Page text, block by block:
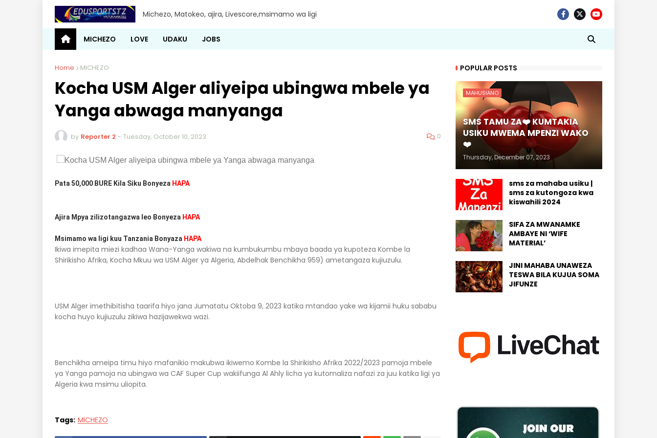
Michezo, Matokeo, ajira, Livescore,msimamo wa ligi
MICHEZO LOVE UDAKU JOBS
Home MICHEZO
Kocha USM Alger aliyeipa ubingwa mbele ya
Yanga abwaga manyanga
by Reporter 2 - Tuesday, October 10, 2023 0
Pata 50,000 BURE Kila Siku Bonyeza HAPA
Ajira Mpya zilizotangazwa leo Bonyeza HAPA
Msimamo wa ligi kuu Tanzania Bonyaza HAPA
Ikiwa imepita miezi kadhaa Wana-Yanga wakiwa na kumbukumbu mbaya baada ya kupoteza Kombe la
Shirikisho Afrika, Kocha Mkuu wa USM Alger ya Algeria, Abdelhak Benchikha 959) ametangaza kujiuzulu.
USM Alger imethibitisha taarifa hiyo jana Jumatatu Oktoba 9, 2023 katika mtandao yake wa kijamii huku sababu
kocha huyo kujiuzulu zikiwa hazijawekwa wazi.
Benchikha ameipa timu hiyo mafanikio makubwa ikiwemo Kombe la Shirikisho Afrika 2022/2023 pamoja mbele
ya Yanga pamoja na ubingwa wa CAF Super Cup wakiifunga Al Ahly licha ya kutomaliza nafazi za juu katika ligi ya
Algeria kwa msimu uliopita.
Tags: MICHEZO
POPULAR POSTS
MAHUSIANO
SMS TAMU ZA❤️ KUMTAKIA
USIKU MWEMA MPENZI WAKO
❤️
Thursday, December 07, 2023
sms za mahaba usiku |
sms za kutongoza kwa
kiswahili 2024
SIFA ZA MWANAMKE
AMBAYE NI ‘WIFE
MATERIAL’
JINI MAHABA UNAWEZA
TESWA BILA KUJUA SOMA
JIFUNZE